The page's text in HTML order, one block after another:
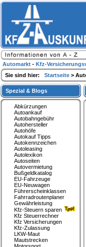
Spezial & Blogs
Abkürzungen
Autoankauf
Autobahngebühr
Autohersteller
Autohöfe
Autokauf Tipps
Autokennzeichen
Autoleasing
Autolexikon
Autoseiten
Autovermietung
Bußgeldkatalog
EU-Fahrzeuge
EU-Neuwagen
Führerscheinklassen
Fahrradroutenplaner
Gewährleistung
Kfz-Steuern sparen
Kfz Steuerrechner
Kfz Versicherungen
Kfz-Zulassung
LKW-Maut
Mautstrecken
Automarkt - Kfz-
Sie sind hier: Startseite >